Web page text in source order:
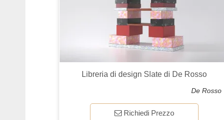
Libreria di design Slate di De Rosso
De Rosso
Richiedi Prezzo